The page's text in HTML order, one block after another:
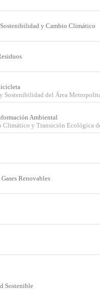
y Cambio Climático
Sostenibilidad del Área
Ambiental
Climático y Transición Ecológica
Renovables
Sostenible